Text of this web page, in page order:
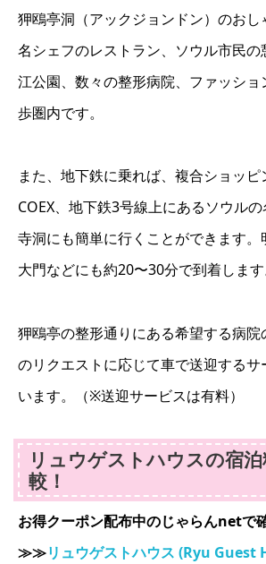
狎鴎亭洞（アックジョンドン）のお
名シェフのレストラン、ソウル市民の
江公園、数々の整形病院、ファッショ
歩圏内です。
また、地下鉄に乗れば、複合ショッ
COEX、地下鉄3号線上にあるソウル
寺洞にも簡単に行くことができます。
大門などにも約20〜30分で到着します
狎鴎亭の整形通りにある希望する病院
のリクエストに応じて車で送迎するサ
います。（※送迎サービスは有料）
リュウゲストハウスの宿
較！
お得クーポン配布中のじゃらんnetで
≫≫リュウゲストハウス (Ryu Guest